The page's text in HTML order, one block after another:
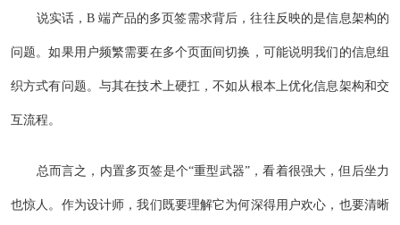
说实话，B 端产品的多页签需求背后，往往反映的是信息架构的
问题。如果用户频繁需要在多个页面间切换，可能说明我们的信息组
织方式有问题。与其在技术上硬扛，不如从根本上优化信息架构和交
互流程。
总而言之，内置多页签是个“重型武器”，看着很强大，但后坐力
也惊人。作为设计师，我们既要理解它为何深得用户欢心，也要清晰